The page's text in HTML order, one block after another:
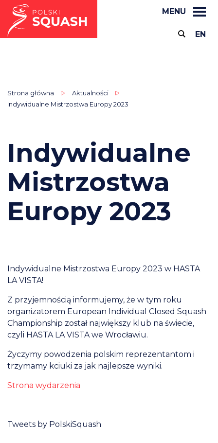
MENU
EN
Strona główna
Aktualności
Indywidualne Mistrzostwa Europy 2023
Indywidualne
Mistrzostwa
Europy 2023
Indywidualne Mistrzostwa Europy 2023 w HASTA
LA VISTA!
Z przyjemnością informujemy, że w tym roku
organizatorem European Individual Closed Squash
Championship został największy klub na świecie,
czyli HASTA LA VISTA we Wrocławiu.
Życzymy powodzenia polskim reprezentantom i
trzymamy kciuki za jak najlepsze wyniki.
Strona wydarzenia
Tweets by PolskiSquash